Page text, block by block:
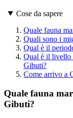
Cose da sapere
Quale fauna
Quali sono i
Qual è il
Qual è il livello
Gibuti?
Come arrivo a
Quale fauna
Gibuti?